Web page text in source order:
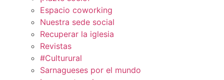
Espacio coworking
Nuestra sede social
Recuperar la iglesia
Revistas
#Culturural
Sarnagueses por el mundo